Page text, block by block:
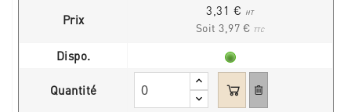
Prix
3,31 € HT
Soit 3,97 € TTC
Dispo.
Quantité